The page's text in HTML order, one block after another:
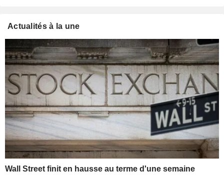
Actualités à la une
Wall Street finit en hausse au terme d'une semaine